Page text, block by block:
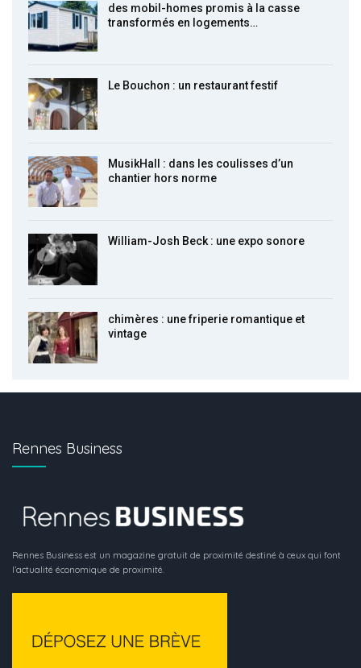
des mobil-homes promis à la casse
transformés en logements…
Le Bouchon : un restaurant festif
MusikHall : dans les coulisses d’un
chantier hors norme
William-Josh Beck : une expo sonore
chimères : une friperie romantique et
vintage
Rennes Business
Rennes Business est un magazine gratuit de proximité destiné à ceux qui font
l’actualité économique de proximité.